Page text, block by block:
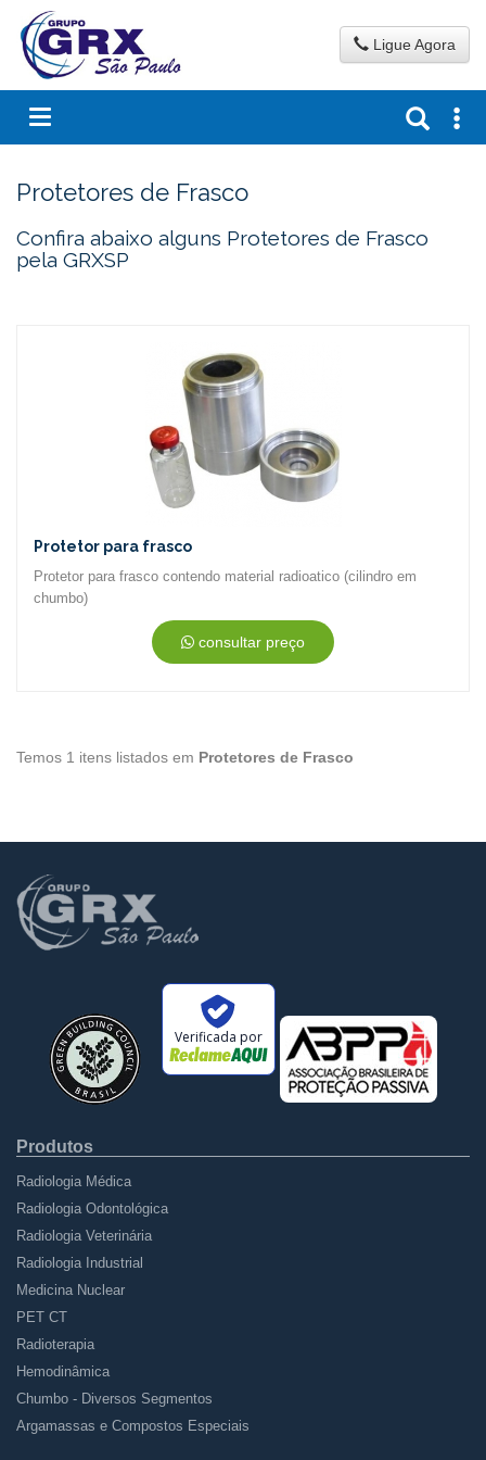
Ligue Agora
Protetores de Frasco
Confira abaixo alguns Protetores de Frasco
pela GRXSP
Protetor para frasco
Protetor para frasco contendo material radioatico (cilindro em
chumbo)
consultar preço
Temos 1 itens listados em Protetores de Frasco
Verificada por
Produtos
Radiologia Médica
Radiologia Odontológica
Radiologia Veterinária
Radiologia Industrial
Medicina Nuclear
PET CT
Radioterapia
Hemodinâmica
Chumbo - Diversos Segmentos
Argamassas e Compostos Especiais